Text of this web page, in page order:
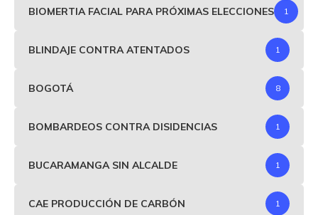
BIOMERTIA FACIAL PARA PRÓXIMAS ELECCIONES 1
BLINDAJE CONTRA ATENTADOS 1
BOGOTÁ 8
BOMBARDEOS CONTRA DISIDENCIAS 1
BUCARAMANGA SIN ALCALDE 1
CAE PRODUCCIÓN DE CARBÓN 1